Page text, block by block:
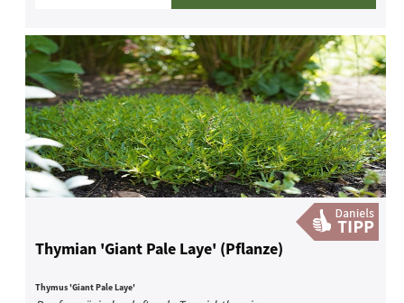
Thymian 'Giant Pale Laye' (Pflanze)
Thymus 'Giant Pale Laye'